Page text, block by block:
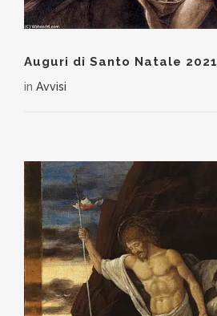
Auguri di Santo Natale 2021
in Avvisi